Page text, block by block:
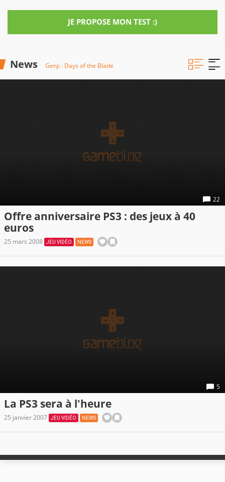
JE PROPOSE MON TEST :)
News Genji : Days of the Blade
22
Offre anniversaire PS3 : des jeux à 40
euros
25 mars 2008 JEU VIDÉO NEWS
5
La PS3 sera à l'heure
25 janvier 2007 JEU VIDÉO NEWS